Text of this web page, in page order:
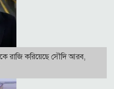
রাজি করিয়েছে সৌদি আরব,